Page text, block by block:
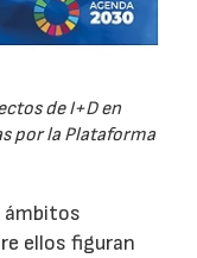
de I+D en
por la Plataforma
ámbitos
ellos figuran